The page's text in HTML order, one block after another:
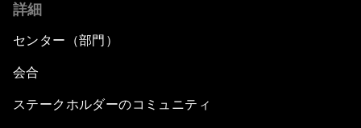
詳細
センター（部門）
会合
ステークホルダーのコミュニティ